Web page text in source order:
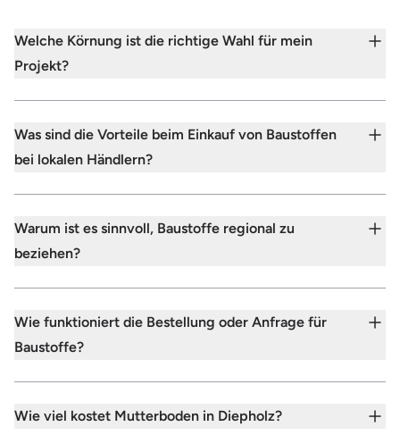
Welche Körnung ist die richtige Wahl für mein
Projekt?
Was sind die Vorteile beim Einkauf von Baustoffen
bei lokalen Händlern?
Warum ist es sinnvoll, Baustoffe regional zu
beziehen?
Wie funktioniert die Bestellung oder Anfrage für
Baustoffe?
Wie viel kostet Mutterboden in Diepholz?